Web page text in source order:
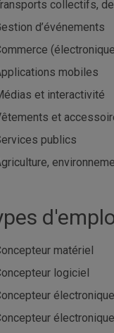
collectifs,
d’événements
mobiles
et interactivité
et
publics
matériel
logiciel
électronique